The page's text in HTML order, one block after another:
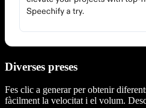
Diverses preses
Fes clic a generar per obtenir
fàcilment la velocitat i el volum.